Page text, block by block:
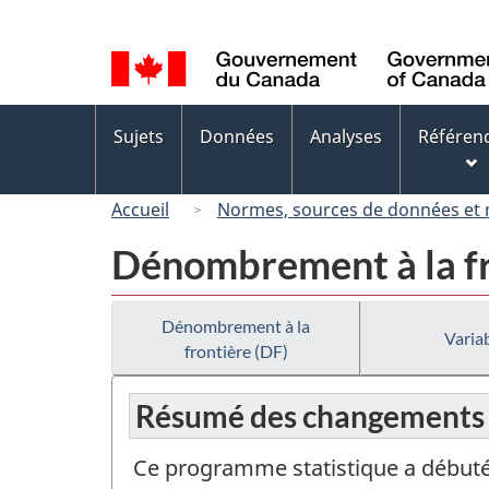
de
la
langue
des
Sujets Données Analyses
Accueil Normes, sources de données et
Dénombrement à la
Dénombrement à la
frontière (DF)
Résumé des changements
Ce programme statistique a